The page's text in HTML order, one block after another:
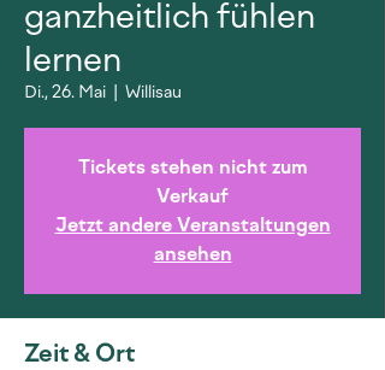
ganzheitlich fühlen
lernen
Di., 26. Mai Willisau
Tickets stehen nicht zum
Verkauf
Jetzt andere Veranstaltungen
ansehen
Zeit & Ort